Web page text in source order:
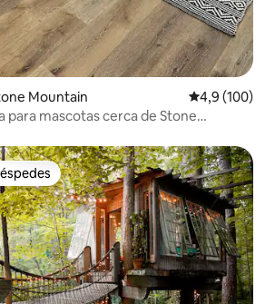
Mountain Calificación
4,9 (100)
para mascotas cerca de Stone